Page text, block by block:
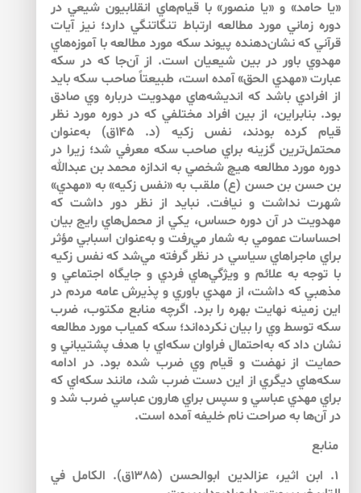
«يا حامد» و «يا منصور» با قيام‌هاي انقلابيون شيعي در
دوره زماني مورد مطالعه ارتباط تنگاتنگي دارد؛ نيز آيات
قرآني كه نشان‌دهنده پيوند سكه مورد مطالعه با آموزه‌هاي
مهدوي باور در بين شيعيان است. از آن‌جا كه در سكه
عبارت «مهدي الحق» آمده است، طبيعتاً صاحب سكه بايد
از افرادي باشد كه انديشه‌هاي مهدويت درباره وي صادق
بود. بنابراين، از بين افراد مختلفي كه در دوره مورد نظر
قيام كرده بودند، نفس زكيه (د. ۱۴۵ق) به‌عنوان
محتمل‌ترين گزينه براي صاحب سكه معرفي شد؛ زيرا در
دوره مورد مطالعه هيچ شخصي به اندازه محمد بن عبدالله
بن حسن بن حسن (ع) ملقب به «نفس زكيه» به «مهدي»
شهرت نداشت و نيافت. نبايد از نظر دور داشت كه
مهدويت در آن دوره حساس، يكي از محمل‌هاي رايج بيان
احساسات عمومي به شمار مي‌رفت و به‌عنوان اسبابي مؤثر
براي ماجراهاي سياسي در نظر گرفته مي‌شد كه نفس زكيه
با توجه به علائم و ويژگي‌هاي فردي و جايگاه اجتماعي و
مذهبي كه داشت، از مهدي باوري و پذيرش عامه مردم در
اين زمينه نهايت بهره را برد. اگرچه منابع مكتوب، ضرب
سكه توسط وي را بيان نكرده‌اند؛ سكه كمياب مورد مطالعه
نشان داد كه به‌احتمال فراوان سكه‌اي با هدف پشتيباني و
حمايت از نهضت و قيام وي ضرب شده بود. در ادامه
سكه‌هاي ديگري از اين دست ضرب شد، مانند سكه‌اي كه
براي مهدي عباسي و سپس براي هارون عباسي ضرب شد و
در آن‌ها به صراحت نام خليفه آمده است.
منابع
۱. ابن اثير، عزالدين ابوالحسن (۱۳۸۵ق). الكامل في